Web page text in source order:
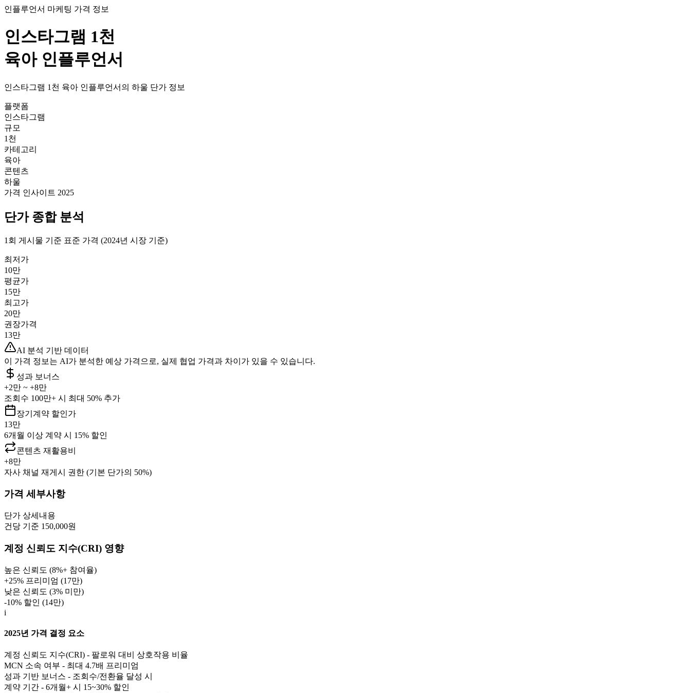
인플루언서 마케팅 가격 정보
인스타그램 1천
육아 인플루언서
인스타그램 1천 육아 인플루언서의 하울 단가 정보
플랫폼
인스타그램
규모
1천
카테고리
육아
콘텐츠
하울
가격 인사이트 2025
단가종합 분석
1회 게시물 기준 표준 가격 (2024년 시장 기준)
최저가
10만
평균가
15만
최고가
20만
권장가격
13만
AI 분석 기반 데이터
이 가격 정보는 AI가 분석한 예상 가격으로, 실제 협업 가격과 차이가 있을 수 있습니다.
성과 보너스
+2만 ~ +8만
조회수 100만+ 시 최대 50% 추가
장기계약 할인가
13만
6개월 이상 계약 시 15% 할인
콘텐츠 재활용비
+8만
자사 채널 재게시 권한 (기본 단가의 50%)
가격 세부사항
단가 상세내용
건당 기준 150,000원
계정 신뢰도 지수(CRI) 영향
높은 신뢰도 (8%+ 참여율)
+25% 프리미엄 (17만)
낮은 신뢰도 (3% 미만)
-10% 할인 (14만)
i
2025년 가격 결정 요소
계정 신뢰도 지수(CRI) - 팔로워 대비 상호작용 비율
MCN 소속 여부 - 최대 4.7배 프리미엄
성과 기반 보너스 - 조회수/전환율 달성 시
계약 기간 - 6개월+ 시 15~30% 할인